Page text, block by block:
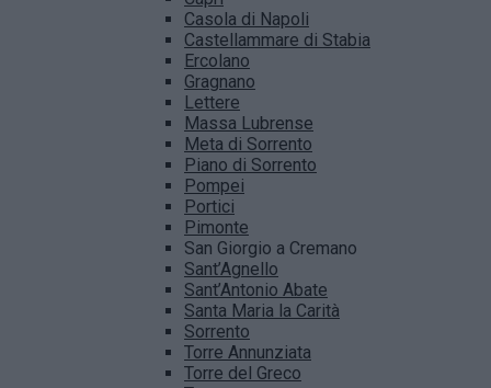
Casola di Napoli
Castellammare di Stabia
Ercolano
Gragnano
Lettere
Massa Lubrense
Meta di Sorrento
Piano di Sorrento
Pompei
Portici
Pimonte
San Giorgio a Cremano
Sant’Agnello
Sant’Antonio Abate
Santa Maria la Carità
Sorrento
Torre Annunziata
Torre del Greco